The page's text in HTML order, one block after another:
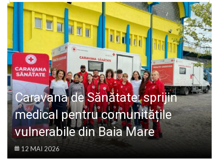
SPORT
POLITIC
LIFE
Caravana de Sănătate: sprijin
medical pentru comunitățile
vulnerabile din Baia Mare
12 MAI 2026